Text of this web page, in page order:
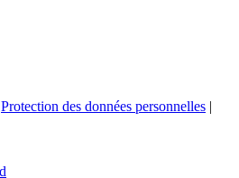
Protection des données personnelles |